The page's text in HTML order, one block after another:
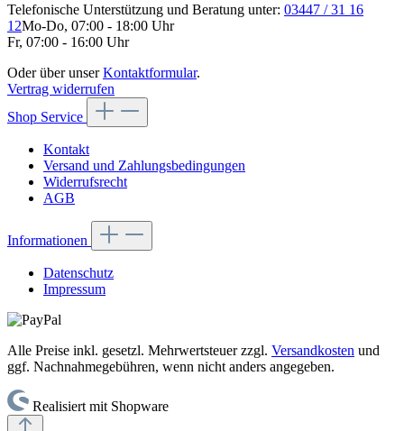
Telefonische Unterstützung und Beratung unter: 03447 / 31 16
12Mo-Do, 07:00 - 18:00 Uhr
Fr, 07:00 - 16:00 Uhr
Oder über unserKontaktformular.
Vertrag widerrufen
Shop Service
Kontakt
Versand und Zahlungsbedingungen
Widerrufsrecht
AGB
Informationen
Datenschutz
Impressum
Alle Preise inkl. gesetzl. Mehrwertsteuer zzgl. Versandkosten und
ggf. Nachnahmegebühren, wenn nicht anders angegeben.
Realisiert mit Shopware